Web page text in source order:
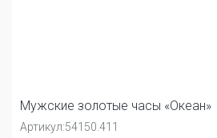
Мужские золотые часы «Океан»
Артикул:54150.411